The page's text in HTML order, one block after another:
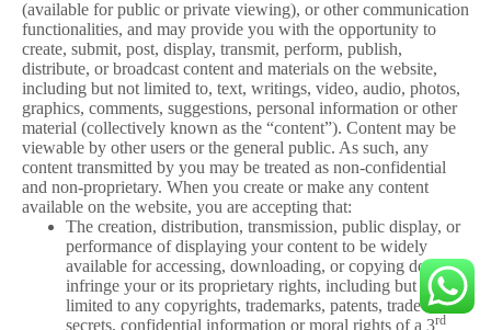
(available for public or private viewing), or other communication
functionalities, and may provide you with the opportunity to
create, submit, post, display, transmit, perform, publish,
distribute, or broadcast content and materials on the website,
including but not limited to, text, writings, video, audio, photos,
graphics, comments, suggestions, personal information or other
material (collectively known as the “content”). Content may be
viewable by other users or the general public. As such, any
content transmitted by you may be treated as non-confidential
and non-proprietary. When you create or make any content
available on the website, you are accepting that:
The creation, distribution, transmission, public display, or
performance of displaying your content to be widely
available for accessing, downloading, or copying does not
infringe your or its proprietary rights, including but not
limited to any copyrights, trademarks, patents, trade
secrets, confidential information or moral rights of a 3rd